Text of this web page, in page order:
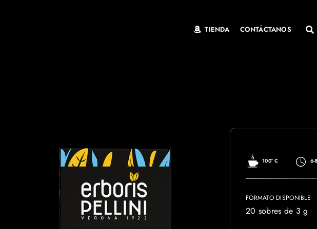
TIENDA CONTÁCTANOS
100° C 6-
FORMATO DISPONIBLE
20 sobres de 3 g